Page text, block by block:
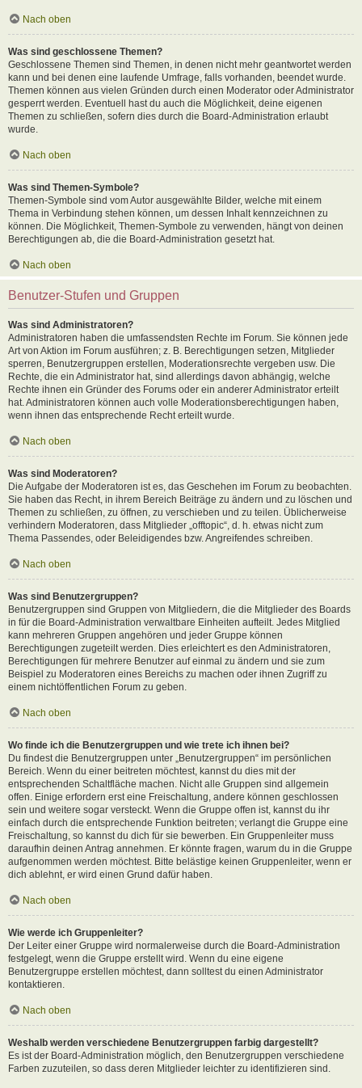
Nach oben
Was sind geschlossene Themen?
Geschlossene Themen sind Themen, in denen nicht mehr geantwortet werden
kann und bei denen eine laufende Umfrage, falls vorhanden, beendet wurde.
Themen können aus vielen Gründen durch einen Moderator oder Administrator
gesperrt werden. Eventuell hast du auch die Möglichkeit, deine eigenen
Themen zu schließen, sofern dies durch die Board-Administration erlaubt
wurde.
Nach oben
Was sind Themen-Symbole?
Themen-Symbole sind vom Autor ausgewählte Bilder, welche mit einem
Thema in Verbindung stehen können, um dessen Inhalt kennzeichnen zu
können. Die Möglichkeit, Themen-Symbole zu verwenden, hängt von deinen
Berechtigungen ab, die die Board-Administration gesetzt hat.
Nach oben
Benutzer-Stufen und Gruppen
Was sind Administratoren?
Administratoren haben die umfassendsten Rechte im Forum. Sie können jede
Art von Aktion im Forum ausführen; z. B. Berechtigungen setzen, Mitglieder
sperren, Benutzergruppen erstellen, Moderationsrechte vergeben usw. Die
Rechte, die ein Administrator hat, sind allerdings davon abhängig, welche
Rechte ihnen ein Gründer des Forums oder ein anderer Administrator erteilt
hat. Administratoren können auch volle Moderationsberechtigungen haben,
wenn ihnen das entsprechende Recht erteilt wurde.
Nach oben
Was sind Moderatoren?
Die Aufgabe der Moderatoren ist es, das Geschehen im Forum zu beobachten.
Sie haben das Recht, in ihrem Bereich Beiträge zu ändern und zu löschen und
Themen zu schließen, zu öffnen, zu verschieben und zu teilen. Üblicherweise
verhindern Moderatoren, dass Mitglieder „offtopic“, d. h. etwas nicht zum
Thema Passendes, oder Beleidigendes bzw. Angreifendes schreiben.
Nach oben
Was sind Benutzergruppen?
Benutzergruppen sind Gruppen von Mitgliedern, die die Mitglieder des Boards
in für die Board-Administration verwaltbare Einheiten aufteilt. Jedes Mitglied
kann mehreren Gruppen angehören und jeder Gruppe können
Berechtigungen zugeteilt werden. Dies erleichtert es den Administratoren,
Berechtigungen für mehrere Benutzer auf einmal zu ändern und sie zum
Beispiel zu Moderatoren eines Bereichs zu machen oder ihnen Zugriff zu
einem nichtöffentlichen Forum zu geben.
Nach oben
Wo finde ich die Benutzergruppen und wie trete ich ihnen bei?
Du findest die Benutzergruppen unter „Benutzergruppen“ im persönlichen
Bereich. Wenn du einer beitreten möchtest, kannst du dies mit der
entsprechenden Schaltfläche machen. Nicht alle Gruppen sind allgemein
offen. Einige erfordern erst eine Freischaltung, andere können geschlossen
sein und weitere sogar versteckt. Wenn die Gruppe offen ist, kannst du ihr
einfach durch die entsprechende Funktion beitreten; verlangt die Gruppe eine
Freischaltung, so kannst du dich für sie bewerben. Ein Gruppenleiter muss
daraufhin deinen Antrag annehmen. Er könnte fragen, warum du in die Gruppe
aufgenommen werden möchtest. Bitte belästige keinen Gruppenleiter, wenn er
dich ablehnt, er wird einen Grund dafür haben.
Nach oben
Wie werde ich Gruppenleiter?
Der Leiter einer Gruppe wird normalerweise durch die Board-Administration
festgelegt, wenn die Gruppe erstellt wird. Wenn du eine eigene
Benutzergruppe erstellen möchtest, dann solltest du einen Administrator
kontaktieren.
Nach oben
Weshalb werden verschiedene Benutzergruppen farbig dargestellt?
Es ist der Board-Administration möglich, den Benutzergruppen verschiedene
Farben zuzuteilen, so dass deren Mitglieder leichter zu identifizieren sind.